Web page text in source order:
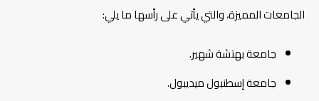
الجامعات المميزة، والتي يأتي على رأسها ما يلي:
جامعة بهتشة شهير.
جامعة إسطنبول ميديبول.